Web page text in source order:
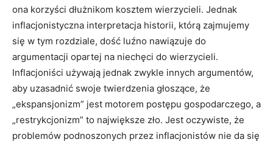
ona korzyści dłużnikom kosztem wierzycieli. Jednak
inflacjonistyczna interpretacja historii, którą zajmujemy
się w tym rozdziale, dość luźno nawiązuje do
argumentacji opartej na niechęci do wierzycieli.
Inflacjoniści używają jednak zwykle innych argumentów,
aby uzasadnić swoje twierdzenia głoszące, że
„ekspansjonizm” jest motorem postępu gospodarczego, a
„restrykcjonizm” to największe zło. Jest oczywiste, że
problemów podnoszonych przez inflacjonistów nie da się